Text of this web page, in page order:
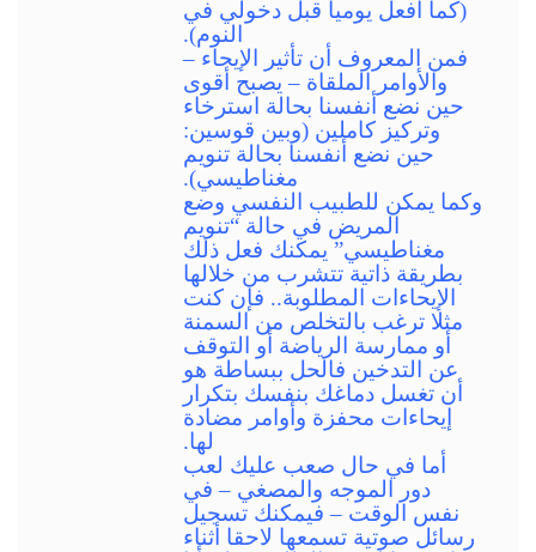
(كما أفعل يوميا قبل دخولي في
النوم).
فمن المعروف أن تأثير الإيحاء –
والأوامر الملقاة – يصبح أقوى
حين نضع أنفسنا بحالة استرخاء
وتركيز كاملين (وبين قوسين:
حين نضع أنفسنا بحالة تنويم
مغناطيسي).
وكما يمكن للطبيب النفسي وضع
المريض في حالة “تنويم
مغناطيسي” يمكنك فعل ذلك
بطريقة ذاتية تتشرب من خلالها
الإيحاءات المطلوبة.. فإن كنت
مثلا ترغب بالتخلص من السمنة
أو ممارسة الرياضة أو التوقف
عن التدخين فالحل ببساطة هو
أن تغسل دماغك بنفسك بتكرار
إيحاءات محفزة وأوامر مضادة
لها.
أما في حال صعب عليك لعب
دور الموجه والمصغي – في
نفس الوقت – فيمكنك تسجيل
رسائل صوتية تسمعها لاحقا أثناء